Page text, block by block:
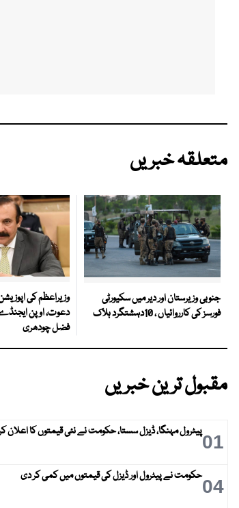
متعلقہ خبریں
جنوبی وزیرستان اور دیر میں سکیورٹی
فورسز کی کارروائیاں ، 10دہشتگرد ہلاک
وزیراعظم کی
دعوت، اوپن
فضل چودھری
مقبول ترین خبریں
01پیٹرول مہنگا، ڈیزل سستا، حکومت نے نئی قیمتوں کا اعلان
04حکومت نے پیٹرول اور ڈیزل کی قیمتوں میں کمی کر دی